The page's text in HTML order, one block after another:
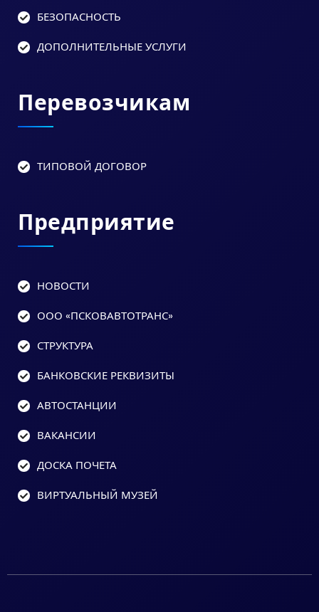
БЕЗОПАСНОСТЬ
ДОПОЛНИТЕЛЬНЫЕ УСЛУГИ
Перевозчикам
ТИПОВОЙ ДОГОВОР
Предприятие
НОВОСТИ
ООО «ПСКОВАВТОТРАНС»
СТРУКТУРА
БАНКОВСКИЕ РЕКВИЗИТЫ
АВТОСТАНЦИИ
ВАКАНСИИ
ДОСКА ПОЧЕТА
ВИРТУАЛЬНЫЙ МУЗЕЙ